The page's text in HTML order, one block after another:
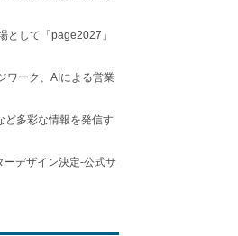
として「page2027」
ワーク、AIによる営業
ど多彩な情報を発信す
デザイン決定-公式サ